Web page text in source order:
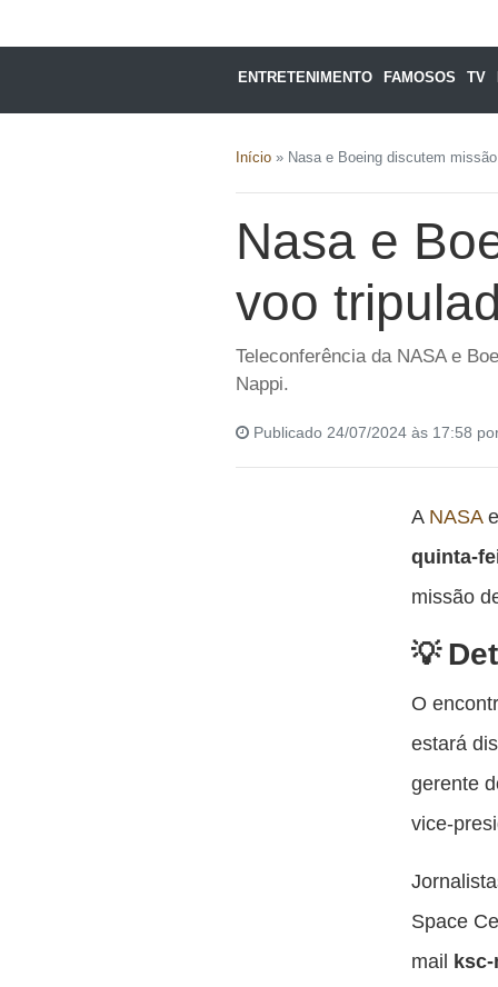
ENTRETENIMENTO FAMOSOS TV
Início » Nasa e Boeing discutem
Nasa e
voo
Teleconferência da NASA e
Nappi.
Publicado 24/07/2024 às 17:58
A NASA
quinta-
missão
O
estará
gerente
vice-
Space
mail